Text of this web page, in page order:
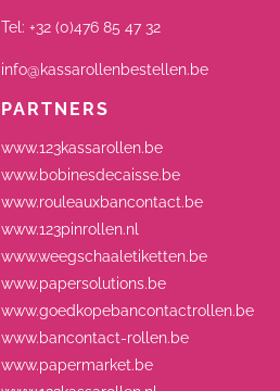
Tel: +32 (0)476 85 47 32
info@kassarollenbestellen.be
PARTNERS
www.123kassarollen.be
www.bobinesdecaisse.be
www.rouleauxbancontact.be
www.123pinrollen.nl
www.weegschaaletiketten.be
www.papersolutions.be
www.goedkopebancontactrollen.be
www.bancontact-rollen.be
www.papermarket.be